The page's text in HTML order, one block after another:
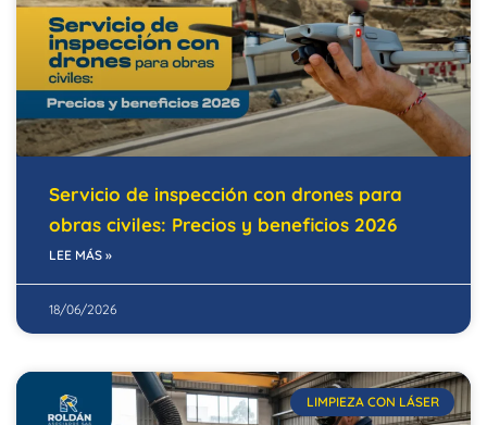
Servicio de inspección con drones para
obras civiles: Precios y beneficios 2026
LEE MÁS »
18/06/2026
LIMPIEZA CON LÁSER